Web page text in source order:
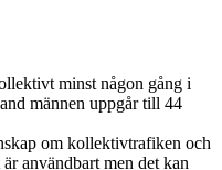
minst någon gång i
männen uppgår till 44
om kollektivtrafiken och
användbart men det kan